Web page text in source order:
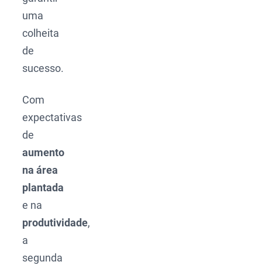
uma
colheita
de
sucesso.
Com
expectativas
de
aumento
na área
plantada
e na
produtividade,
a
segunda